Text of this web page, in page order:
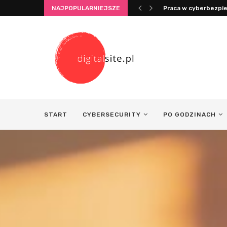
NAJPOPULARNIEJSZE Praca w
START CYBERSECURITY PO GODZINACH